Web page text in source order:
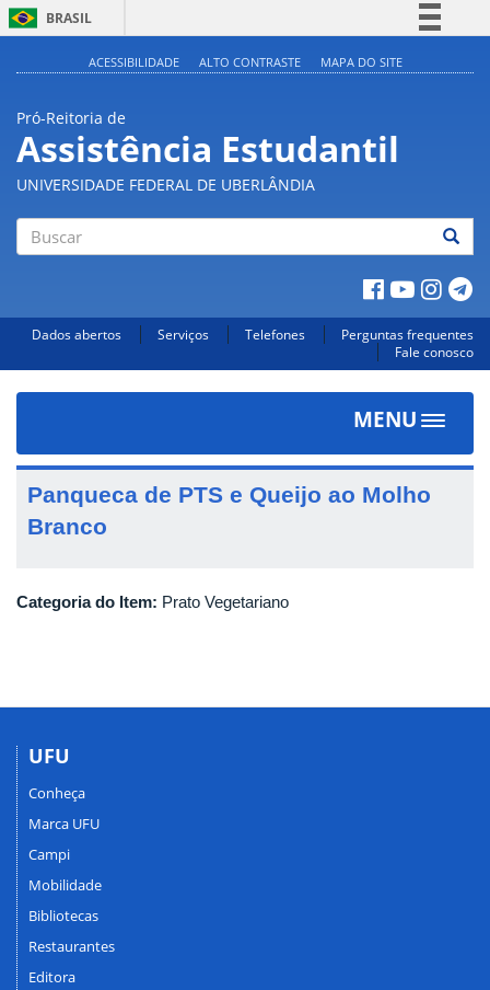
BRASIL
Acesso à informação
Legislação
Canais
ACESSIBILIDADE ALTO CONTRASTE MAPA DO SITE
Pró-Reitoria de
Assistência Estudantil
UNIVERSIDADE FEDERAL DE UBERLÂNDIA
Dados abertos Serviços Telefones
Perguntas frequentes
Fale conosco
MENU
Toggle
Panqueca de PTS e Queijo ao Molho
Branco
Categoria do Item: Prato Vegetariano
UFU
Conheça
Marca UFU
Campi
Mobilidade
Bibliotecas
Restaurantes
Editora